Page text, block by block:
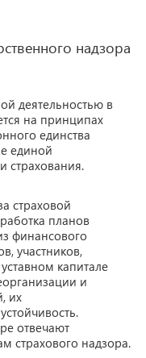
надзора
деятельностью в
на принципах
единства
единой
страхования.
страховой
планов
финансового
участников,
капитале
и
их
отвечают
страхового надзора.